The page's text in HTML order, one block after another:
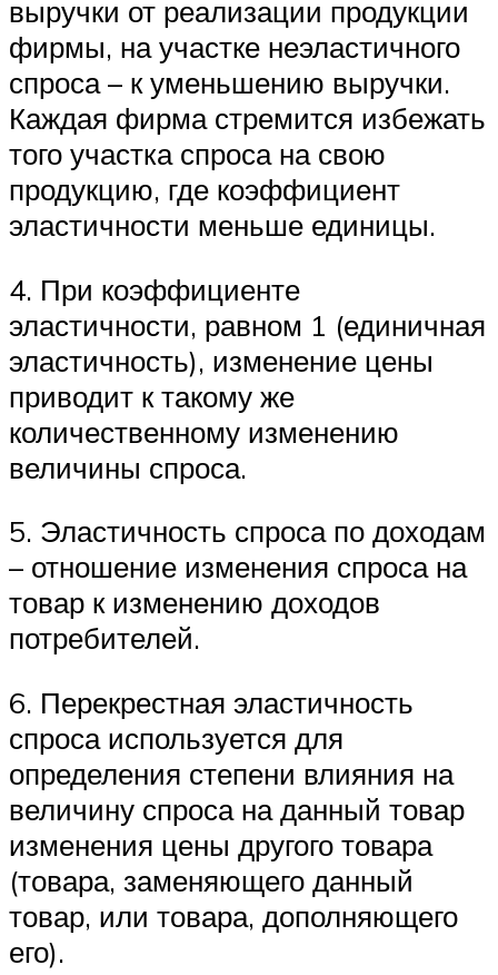
выручки от реализации продукции
фирмы, на участке неэластичного
спроса – к уменьшению выручки.
Каждая фирма стремится избежать
того участка спроса на свою
продукцию, где коэффициент
эластичности меньше единицы.
4. При коэффициенте
эластичности, равном 1 (единичная
эластичность), изменение цены
приводит к такому же
количественному изменению
величины спроса.
5. Эластичность спроса по доходам
– отношение изменения спроса на
товар к изменению доходов
потребителей.
6. Перекрестная эластичность
спроса используется для
определения степени влияния на
величину спроса на данный товар
изменения цены другого товара
(товара, заменяющего данный
товар, или товара, дополняющего
его).